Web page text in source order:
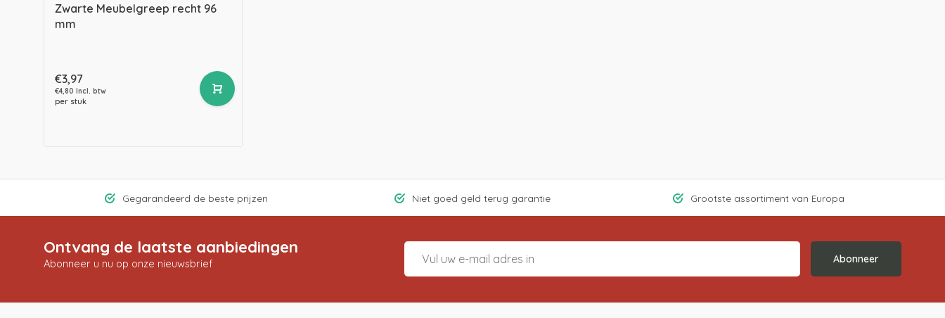
Zwarte Meubelgreep recht 96
mm
€3,97
€4,80 Incl. btw
per stuk
Gegarandeerd de beste prijzen Niet goed geld terug garantie Grootste assortiment van Europa
Ontvang de laatste aanbiedingen
Abonneer u nu op onze nieuwsbrief Abonneer